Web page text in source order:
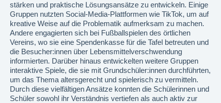
stärken und praktische Lösungsansätze zu entwickeln. Einige
Gruppen nutzten Social-Media-Plattformen wie TikTok, um auf
kreative Weise auf die Problematik aufmerksam zu machen.
Andere engagierten sich bei Fußballspielen des örtlichen
Vereins, wo sie eine Spendenkasse für die Tafel betreuten und
die Besucher:innen über Lebensmittelverschwendung
informierten. Darüber hinaus entwickelten weitere Gruppen
interaktive Spiele, die sie mit Grundschüler:innen durchführten,
um das Thema altersgerecht und spielerisch zu vermitteln.
Durch diese vielfältigen Ansätze konnten die Schülerinnen und
Schüler sowohl ihr Verständnis vertiefen als auch aktiv zur